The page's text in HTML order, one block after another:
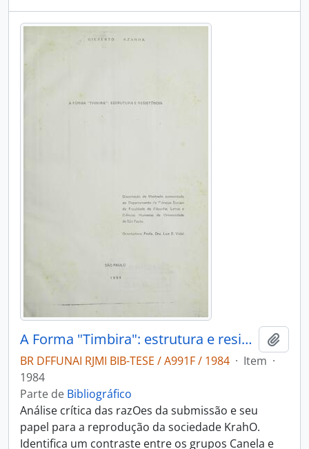
A Forma "Timbira": estrutura e resistência
BR DFFUNAI RJMI BIB-TESE / A991F / 1984 · Item ·
1984
Parte de Bibliográfico
Análise crítica das razOes da submissão e seu
papel para a reprodução da sociedade KrahO.
Identifica um contraste entre os grupos Canela e